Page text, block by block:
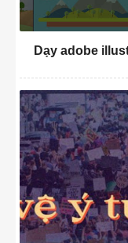
Dạy adobe